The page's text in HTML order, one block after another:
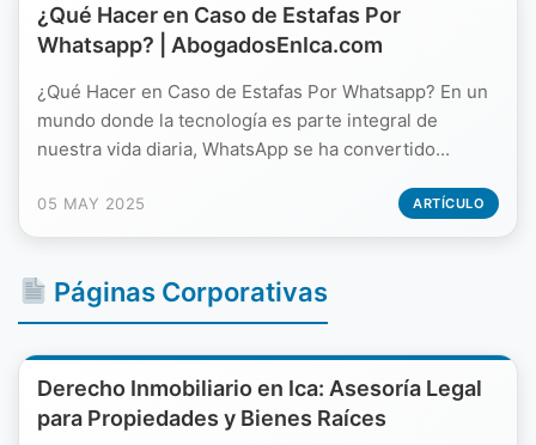
¿Qué Hacer en Caso de Estafas Por
Whatsapp? | AbogadosEnIca.com
¿Qué Hacer en Caso de Estafas Por Whatsapp? En un
mundo donde la tecnología es parte integral de
nuestra vida diaria, WhatsApp se ha convertido...
05 MAY 2025 ARTÍCULO
Páginas Corporativas
Derecho Inmobiliario en Ica: Asesoría Legal
para Propiedades y Bienes Raíces